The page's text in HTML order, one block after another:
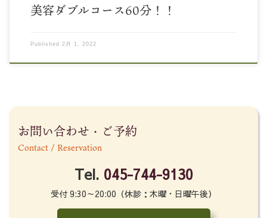
美容ダブルコース60分！！
Published 2月 1, 2022
お問い合わせ・ご予約
Contact / Reservation
Tel. 045-744-9130
受付 9:30～20:00（休診：木曜・日曜午後）